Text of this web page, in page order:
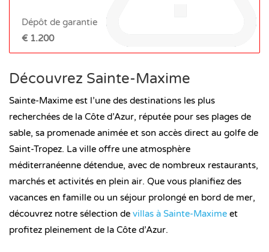
Dépôt de garantie
€ 1.200
Découvrez Sainte-Maxime
Sainte-Maxime est l’une des destinations les plus
recherchées de la Côte d’Azur, réputée pour ses plages de
sable, sa promenade animée et son accès direct au golfe de
Saint-Tropez. La ville offre une atmosphère
méditerranéenne détendue, avec de nombreux restaurants,
marchés et activités en plein air. Que vous planifiez des
vacances en famille ou un séjour prolongé en bord de mer,
découvrez notre sélection de villas à Sainte-Maxime et
profitez pleinement de la Côte d’Azur.